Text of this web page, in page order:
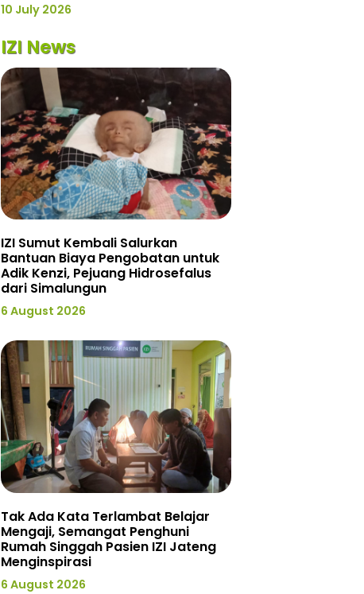
10 July 2026
IZI News
IZI Sumut Kembali Salurkan
Bantuan Biaya Pengobatan untuk
Adik Kenzi, Pejuang Hidrosefalus
dari Simalungun
6 August 2026
Tak Ada Kata Terlambat Belajar
Mengaji, Semangat Penghuni
Rumah Singgah Pasien IZI Jateng
Menginspirasi
6 August 2026